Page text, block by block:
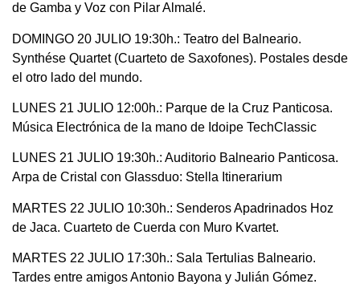
de Gamba y Voz con Pilar Almalé.
DOMINGO 20 JULIO 19:30h.: Teatro del Balneario.
Synthése Quartet (Cuarteto de Saxofones). Postales desde
el otro lado del mundo.
LUNES 21 JULIO 12:00h.: Parque de la Cruz Panticosa.
Música Electrónica de la mano de Idoipe TechClassic
LUNES 21 JULIO 19:30h.: Auditorio Balneario Panticosa.
Arpa de Cristal con Glassduo: Stella Itinerarium
MARTES 22 JULIO 10:30h.: Senderos Apadrinados Hoz
de Jaca. Cuarteto de Cuerda con Muro Kvartet.
MARTES 22 JULIO 17:30h.: Sala Tertulias Balneario.
Tardes entre amigos Antonio Bayona y Julián Gómez.